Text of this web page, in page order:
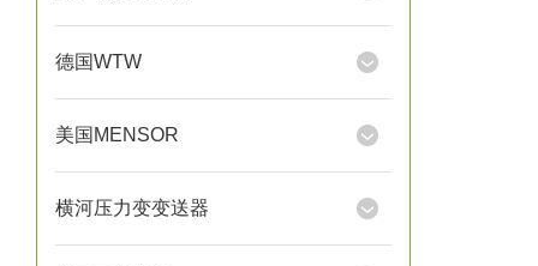
德国WTW
美国MENSOR
横河压力变变送器